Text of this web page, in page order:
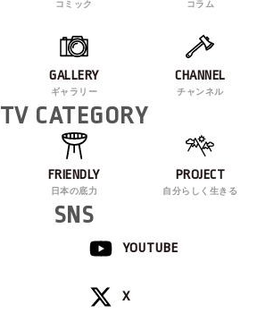
コミック コラム
GALLERY
ギャラリー
CHANNEL
チャンネル
TV CATEGORY
FRIENDLY
日本の底力
PROJECT
自分らしく生きる
SNS
YOUTUBE
X